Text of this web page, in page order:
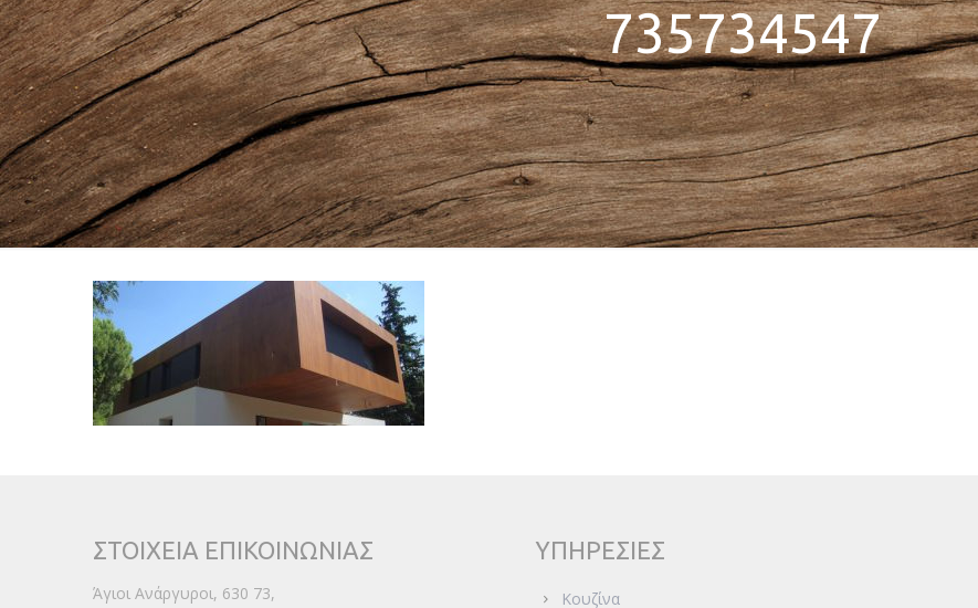
735734547
ΣΤΟΙΧΕΙΑ ΕΠΙΚΟΙΝΩΝΙΑΣ
Άγιοι Ανάργυροι, 630 73,
ΥΠΗΡΕΣΙΕΣ
Κουζίνα